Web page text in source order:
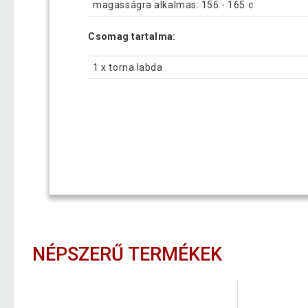
magasságra alkalmas: 156 - 165 c
Csomag tartalma:
1 x torna labda
NÉPSZERŰ TERMÉKEK